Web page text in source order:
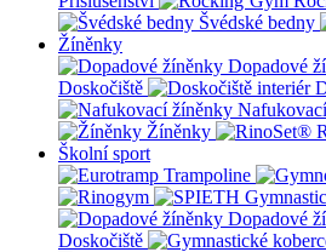
Švédské bedny
Žíněnky
Dopadové
Doskočiště
Žíněnky
Školní sport
Dopadové
Doskočiště